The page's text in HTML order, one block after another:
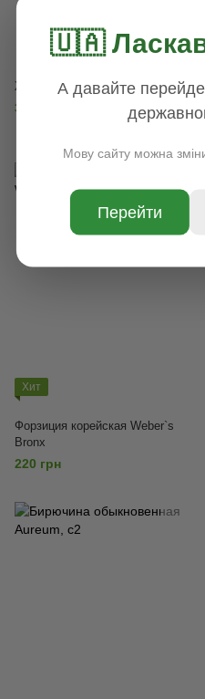
Жасмин h 140- 160 ОКС
340 грн
Хит
Форзиция корейская Weber`s
Bronx
220 грн
🇺🇦
А давайте
Мову сайту можна
Перейти